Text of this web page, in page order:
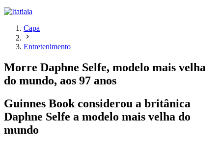
Capa
Entretenimento
Morre Daphne Selfe, modelo mais velha
do mundo, aos 97 anos
Guinnes Book considerou a britânica
Daphne Selfe a modelo mais velha do
mundo